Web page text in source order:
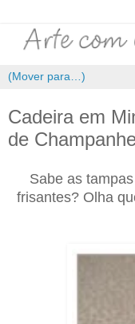
Cadeira em
de
Sabe as
frisantes? Olha